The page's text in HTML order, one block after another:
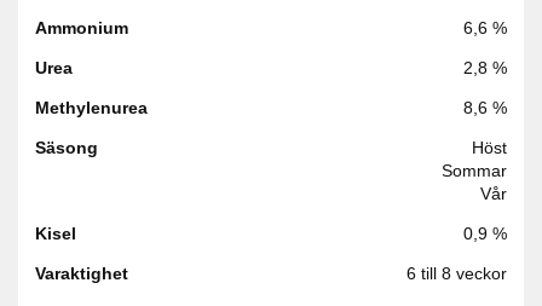
Ammonium 6,6 %
Urea 2,8 %
Methylenurea 8,6 %
Säsong
Höst
Sommar
Vår
Kisel 0,9 %
Varaktighet 6 till 8 veckor